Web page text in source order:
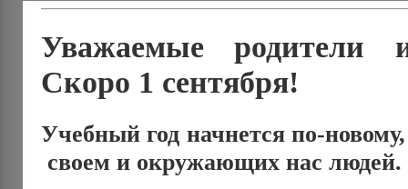
Уважаемые родители
Скоро 1 сентября!
Учебный год начнется по-новому,
своем и окружающих нас людей.